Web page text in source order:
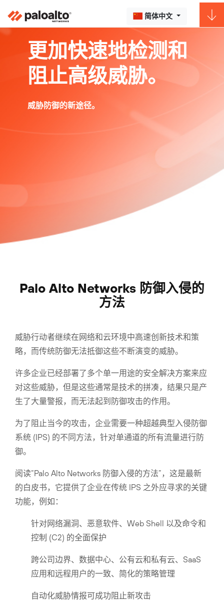
简体中文
更加快速地检测和
阻止高级威胁。
威胁防御的新途径。
Palo Alto Networks 防御入侵的
方法
威胁行动者继续在网络和云环境中高速创新技术和策
略，而传统防御无法抵御这些不断演变的威胁。
许多企业已经部署了多个单一用途的安全解决方案来应
对这些威胁，但是这些通常是技术的拼凑，结果只是产
生了大量警报，而无法起到防御攻击的作用。
为了阻止当今的攻击，企业需要一种超越典型入侵防御
系统 (IPS) 的不同方法，针对单通道的所有流量进行防
御。
阅读“Palo Alto Networks 防御入侵的方法”，这是最新
的白皮书，它提供了企业在传统 IPS 之外应寻求的关键
功能，例如：
针对网络漏洞、恶意软件、Web Shell 以及命令和
控制 (C2) 的全面保护
跨公司边界、数据中心、公有云和私有云、SaaS
应用和远程用户的一致、简化的策略管理
自动化威胁情报可成功阻止新攻击